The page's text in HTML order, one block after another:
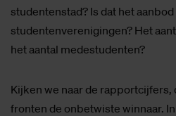
studentenstad? Is dat het aanbod
studentenverenigingen? Het
het aantal medestudenten?
Kijken we naar de rapportcijfers,
fronten de onbetwiste winnaar.